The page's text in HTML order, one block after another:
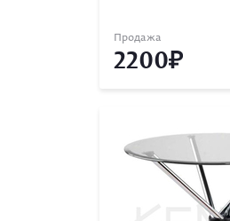
Продажа
2200